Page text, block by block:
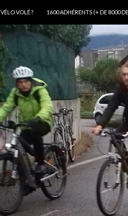
VÉLO VOLÉ ? 1600 ADHÉRENTS (+ DE 8000